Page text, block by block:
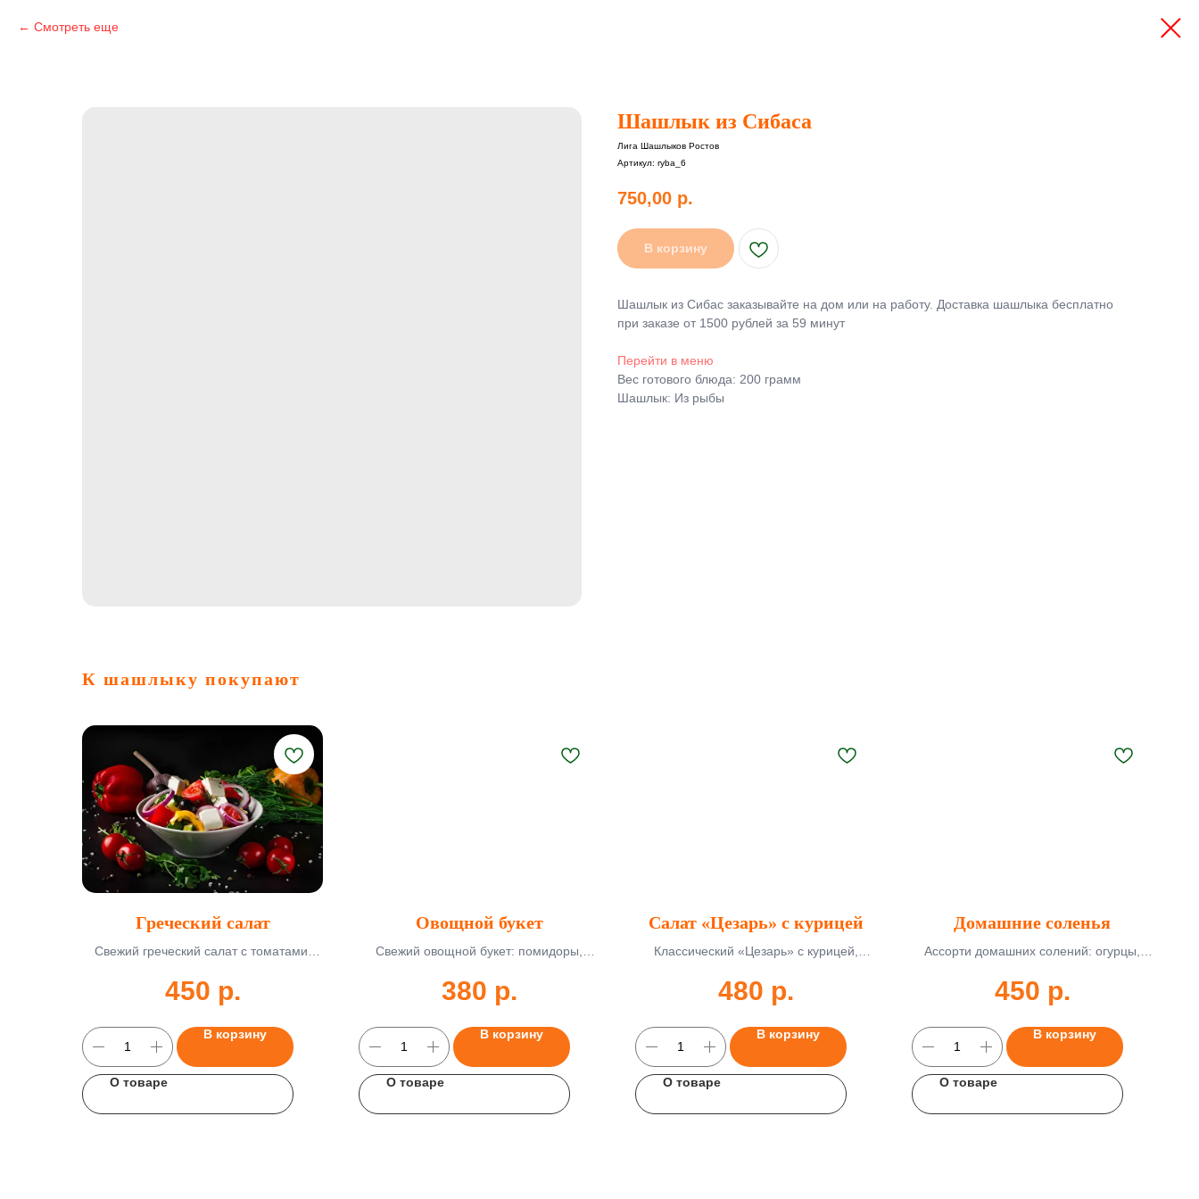
Смотреть еще
Шашлык из Сибаса
Лига Шашлыков Ростов
Артикул: ryba_6
750,00 р.
В корзину
Шашлык из Сибас заказывайте на дом или на работу. Доставка шашлыка бесплатно
при заказе от 1500 рублей за 59 минут
Перейти в меню
Вес готового блюда: 200 грамм
Шашлык: Из рыбы
К шашлыку покупают
Греческий салат
Свежий греческий салат с томатами,
доставка 45-55 мин.
450 р.
В корзину
О товаре
Овощной букет
Свежий овощной букет: помидоры,
45-55 мин.
380 р.
В корзину
О товаре
Салат «Цезарь» с курицей
Классический «Цезарь» с курицей,
55 мин.
480 р.
В корзину
О товаре
Домашние соленья
Ассорти домашних солений: огурцы,
55 мин.
450 р.
В корзину
О товаре